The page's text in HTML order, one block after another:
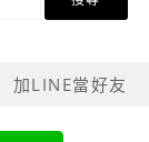
加LINE當好友